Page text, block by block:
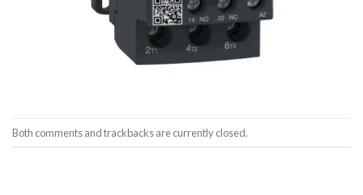
Both comments and trackbacks are currently closed.